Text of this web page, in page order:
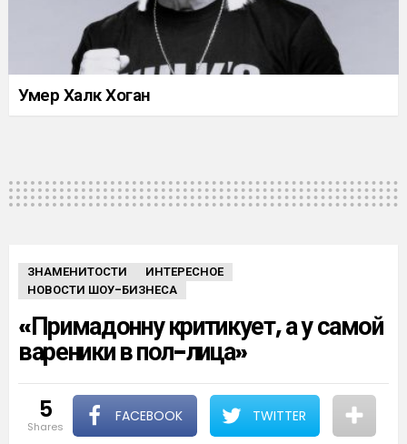
Умер Халк Хоган
ЗНАМЕНИТОСТИ
ИНТЕРЕСНОЕ
НОВОСТИ ШОУ-БИЗНЕСА
«Примадонну критикует, а у самой
вареники в пол-лица»
5
shares
FACEBOOK TWITTER